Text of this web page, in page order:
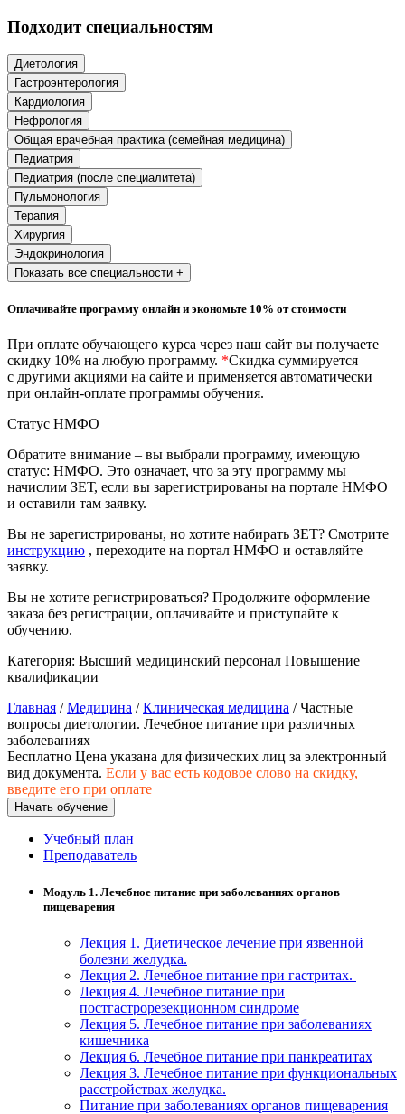
Психологические науки
Техносферная безопасность и ОТ
Техносферная безопасность и
природообустройство
Экологическая безопасность в
промышленности
Управление охраной труда.
Техносферная безопасность
Допуски
Безопасность труда
Экономика и управление
общественного питания в
организации
хозяйственной деятельностью
Прикладная геология, горное дело,
транспорта
Техника и технологии строительства
Ядерная энергетика и технологии
Культура и спорт
Сервис и туризм
Изобразительное и прикладные виды
искусств
Средства массовой информации и
информативно-библиотечное дело
Управление в технических системах
Подходит специальностям
Диетология
Гастроэнтерология
Кардиология
Нефрология
Общая врачебная практика (семейная медицина)
Педиатрия
Педиатрия (после специалитета)
Пульмонология
Терапия
Хирургия
Эндокринология
Показать все специальности +
Оплачивайте программу онлайн и экономьте 10% от стоимости
При оплате обучающего курса через наш сайт вы получаете
скидку 10% на любую программу. *Скидка суммируется
с другими акциями на сайте и применяется автоматически
при онлайн-оплате программы обучения.
Статус НМФО
Обратите внимание – вы выбрали программу, имеющую
статус: НМФО. Это означает, что за эту программу мы
начислим ЗЕТ, если вы зарегистрированы на портале НМФО
и оставили там заявку.
Вы не зарегистрированы, но хотите набирать ЗЕТ? Смотрите
инструкцию , переходите на портал НМФО и оставляйте
заявку.
Вы не хотите регистрироваться? Продолжите оформление
заказа без регистрации, оплачивайте и приступайте к
обучению.
Категория: Высший медицинский персонал Повышение
квалификации
Главная /Медицина /Клиническая медицина / Частные
вопросы диетологии. Лечебное питание при различных
заболеваниях
Бесплатно Цена указана для физических лиц за электронный
вид документа. Если у вас есть кодовое слово на скидку,
введите его при оплате
Начать обучение
Учебный план
Преподаватель
Модуль 1. Лечебное питание при заболеваниях органов
пищеварения
Лекция 1. Диетическое лечение при язвенной
болезни желудка.
Лекция 2. Лечебное питание при гастритах.
Лекция 4. Лечебное питание при
постгастрорезекционном синдроме
Лекция 5. Лечебное питание при заболеваниях
кишечника
Лекция 6. Лечебное питание при панкреатитах
Лекция 3. Лечебное питание при функциональных
расстройствах желудка.
Питание при заболеваниях органов пищеварения